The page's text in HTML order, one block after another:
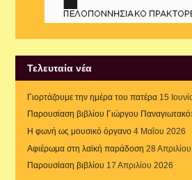
Τελευταία νέα
Γιορτάζουμε την ημέρα του πατέρα 15
Παρουσίαση βιβλίου Γιώργου
Η φωνή ως μουσικό όργανο 4 Μαΐου 2026
Αφιέρωμα στη λαϊκή παράδοση 28
Παρουσίαση βιβλίου 17 Απριλίου 2026